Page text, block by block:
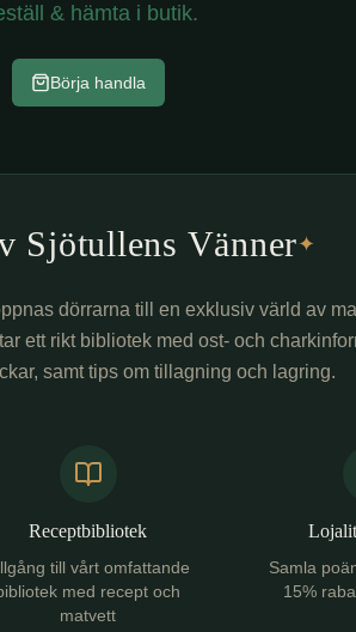
& hämta i butik.
Börja handla
Sjötullens Vänner✦
dörrarna till en exklusiv värld av
ett rikt bibliotek med ost- och
samt tips om tillagning och lagring.
Receptbibliotek
till vårt omfattande
med recept och
matvett
Samla
15%